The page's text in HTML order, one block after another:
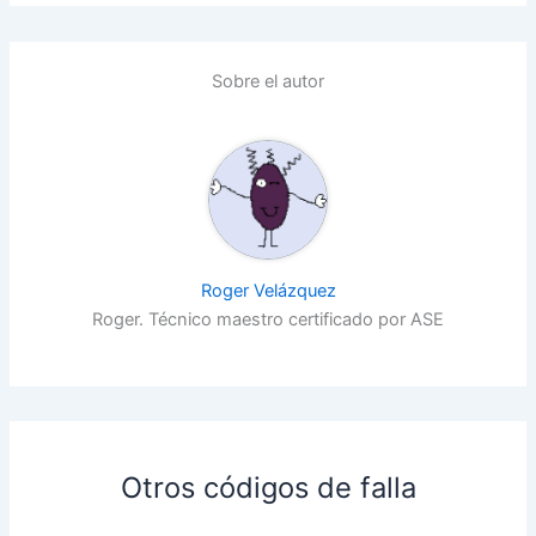
Sobre el autor
Roger Velázquez
Roger. Técnico maestro certificado por ASE
Otros códigos de falla